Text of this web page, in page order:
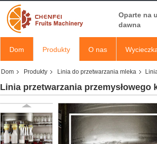
Oparte na
dawna
Dom Produkty O nas
Dom Produkty Linia do przetwarzania mleka
Linia przetwarzania